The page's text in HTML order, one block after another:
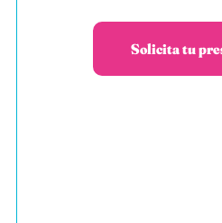
Solicita tu